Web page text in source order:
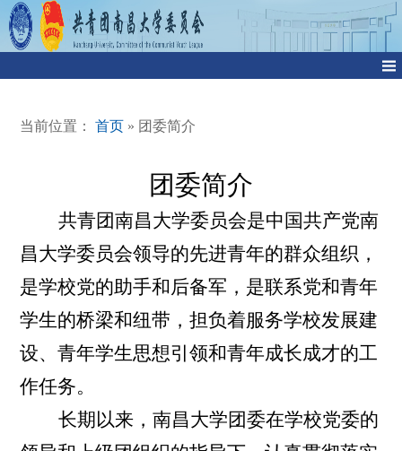
当前位置：首页 » 团委简介
团委简介
共青团南昌大学委员会是中国共产党南
昌大学委员会领导的先进青年的群众组织，
是学校党的助手和后备军，是联系党和青年
学生的桥梁和纽带，担负着服务学校发展建
设、青年学生思想引领和青年成长成才的工
作任务。
长期以来，南昌大学团委在学校党委的